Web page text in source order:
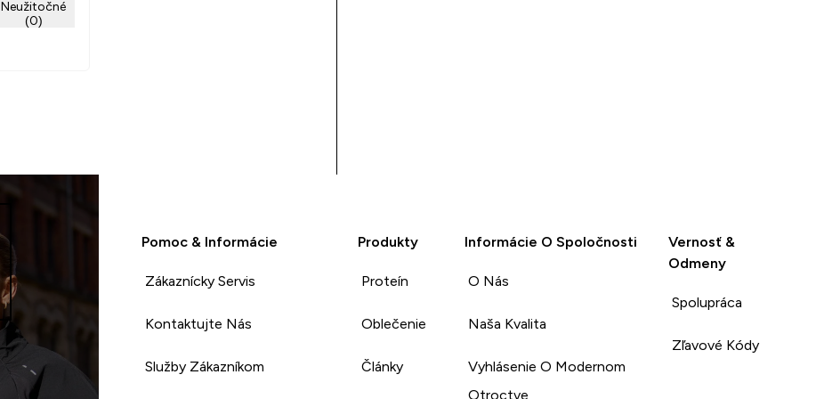
Neužitočné
(0)
Pomoc & Informácie
Zákaznícky Servis
Kontaktujte Nás
Služby Zákazníkom
Produkty
Proteín
Oblečenie
Články
Informácie O Spoločnosti
O Nás
Naša Kvalita
Vyhlásenie O Modernom
Otroctve
Vernosť &
Odmeny
Spolupráca
Zľavové Kódy